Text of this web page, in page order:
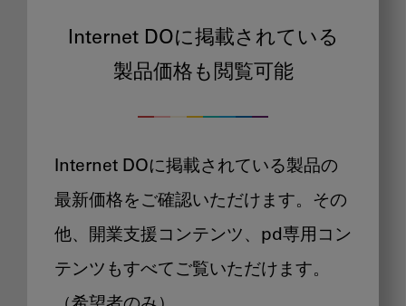
Internet DOに掲載されている
製品価格も閲覧可能
Internet DOに掲載されている製品の
最新価格をご確認いただけます。その
他、開業支援コンテンツ、pd専用コン
テンツもすべてご覧いただけます。